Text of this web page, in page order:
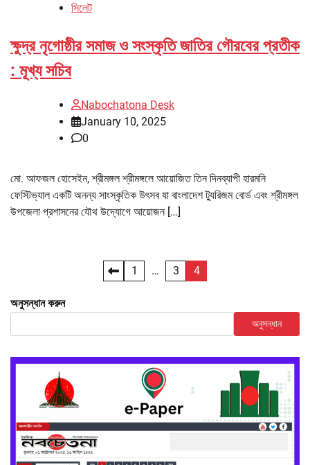
সিলেট
ক্ষুদ্র নৃগোষ্ঠীর সমাজ ও সংস্কৃতি জাতির গৌরবের প্রতীক
: মূখ্য সচিব
Nabochatona Desk
January 10, 2025
0
মো. আফজল হোসেইন, শ্রীমঙ্গল শ্রীমঙ্গলে আয়োজিত তিন দিনব্যাপী হারমনি
ফেস্টিভ্যাল একটি অনন্য সাংস্কৃতিক উৎসব যা বাংলাদেশ ট্যুরিজম বোর্ড এবং শ্রীমঙ্গল
উপজেলা প্রশাসনের যৌথ উদ্যোগে আয়োজন […]
pagination
1 … 3 4
অনুসন্ধান করুন
অনুসন্ধান